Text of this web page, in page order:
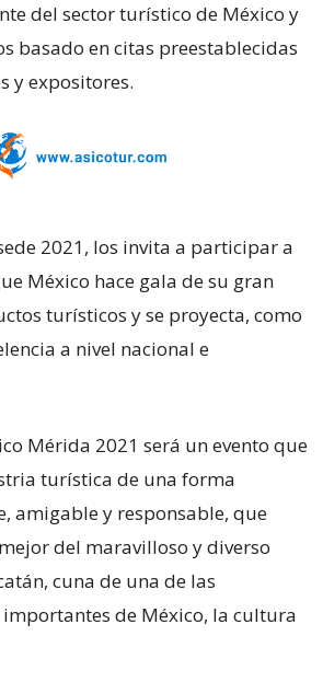
del sector turístico de México y
basado en citas preestablecidas
y expositores.
2021, los invita a participar a
México hace gala de su gran
turísticos y se proyecta, como
a nivel nacional e
Mérida 2021 será un evento que
turística de una forma
amigable y responsable, que
del maravilloso y diverso
cuna de una de las
de México, la cultura